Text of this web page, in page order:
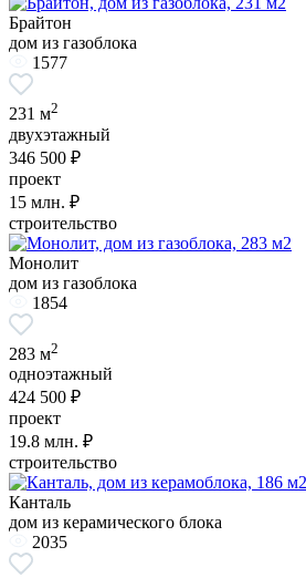
Брайтон
дом из газоблока
1577
231 м2
двухэтажный
346 500 ₽
проект
15 млн. ₽
строительство
Монолит
дом из газоблока
1854
283 м2
одноэтажный
424 500 ₽
проект
19.8 млн. ₽
строительство
Канталь
дом из керамического блока
2035